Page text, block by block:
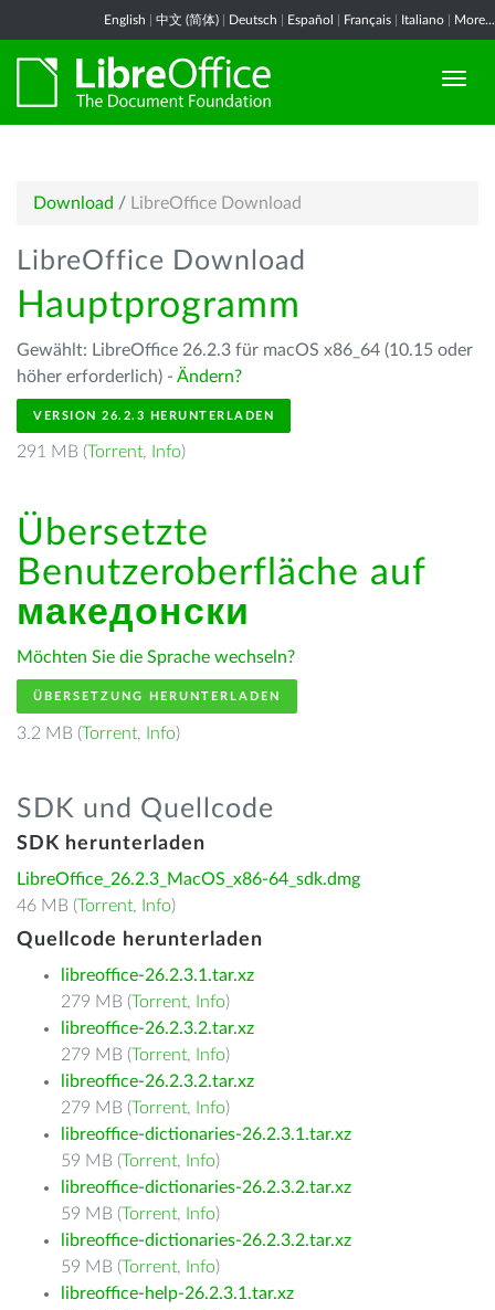
English 中文 (简体) Deutsch Español Français Italiano More...
Download / LibreOffice Download
LibreOffice Download
Hauptprogramm
Gewählt: LibreOffice 26.2.3 für macOS x86_64 (10.15 oder
höher erforderlich) - Ändern?
VERSION 26.2.3 HERUNTERLADEN
291 MB (Torrent, Info)
Übersetzte
Benutzeroberfläche auf
македонски
Möchten Sie die Sprache wechseln?
ÜBERSETZUNG HERUNTERLADEN
3.2 MB (Torrent, Info)
SDK und Quellcode
SDK herunterladen
LibreOffice_26.2.3_MacOS_x86-64_sdk.dmg
46 MB (Torrent, Info)
Quellcode herunterladen
libreoffice-26.2.3.1.tar.xz
279 MB (Torrent, Info)
libreoffice-26.2.3.2.tar.xz
279 MB (Torrent, Info)
libreoffice-26.2.3.2.tar.xz
279 MB (Torrent, Info)
libreoffice-dictionaries-26.2.3.1.tar.xz
59 MB (Torrent, Info)
libreoffice-dictionaries-26.2.3.2.tar.xz
59 MB (Torrent, Info)
libreoffice-dictionaries-26.2.3.2.tar.xz
59 MB (Torrent, Info)
libreoffice-help-26.2.3.1.tar.xz